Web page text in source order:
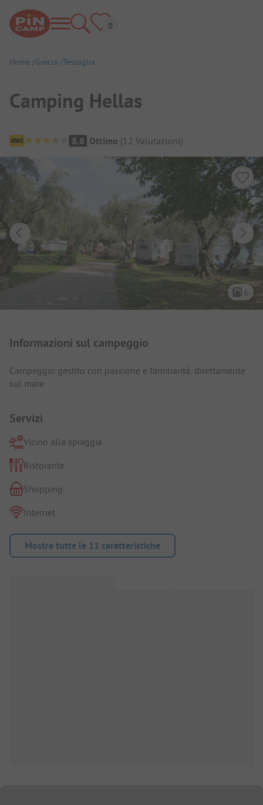
Home Grecia Tessaglia
Camping Hellas
Panoramica del campeggio
8.8 Ottimo (12 Valutazioni)
6
Informazioni sul campeggio
Campeggio gestito con passione e familiarità, direttamente
sul mare.
Servizi
Vicino alla spiaggia
Ristorante
Shopping
Internet
Mostra tutte le 11 caratteristiche